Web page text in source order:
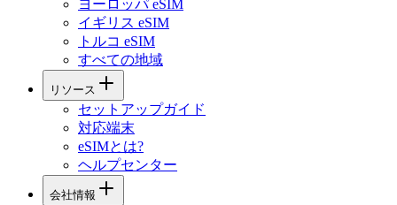
ヨーロッパ eSIM
イギリス eSIM
トルコ eSIM
すべての地域
リソース
セットアップガイド
対応端末
eSIMとは?
ヘルプセンター
会社情報